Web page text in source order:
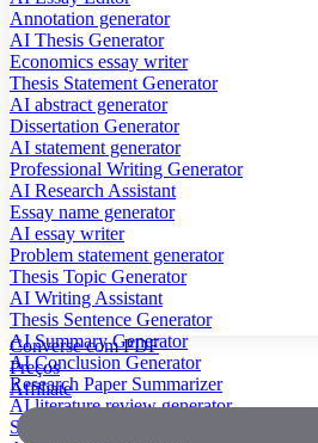
Annotation generator
AI Thesis Generator
Economics essay writer
Thesis Statement Generator
AI abstract generator
Dissertation Generator
AI statement generator
Professional Writing Generator
AI Research Assistant
Essay name generator
AI essay writer
Problem statement generator
Thesis Topic Generator
AI Writing Assistant
Thesis Sentence Generator
AI Summary Generator
AI Conclusion Generator
Research Paper Summarizer
AI literature review generator
Scientific Paper Summarizer
Converse com PDF
Preços
Affiliate